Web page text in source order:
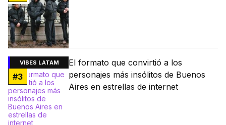
VIBES LATAM
#3
El formato que convirtió a los
personajes más insólitos de Buenos
Aires en estrellas de internet